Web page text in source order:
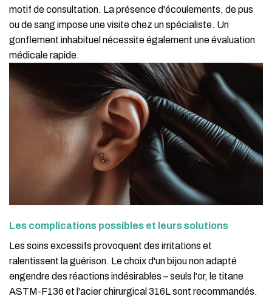
motif de consultation. La présence d'écoulements, de pus
ou de sang impose une visite chez un spécialiste. Un
gonflement inhabituel nécessite également une évaluation
médicale rapide.
Les complications possibles et leurs solutions
Les soins excessifs provoquent des irritations et
ralentissent la guérison. Le choix d'un bijou non adapté
engendre des réactions indésirables – seuls l'or, le titane
ASTM-F136 et l'acier chirurgical 316L sont recommandés.